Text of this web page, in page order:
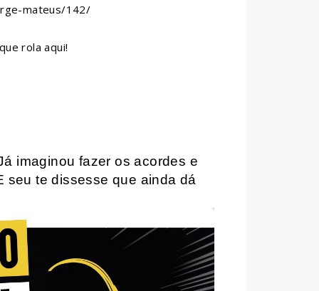
mateus/142/
rola aqui!
imaginou fazer os acordes e
seu te dissesse que ainda dá